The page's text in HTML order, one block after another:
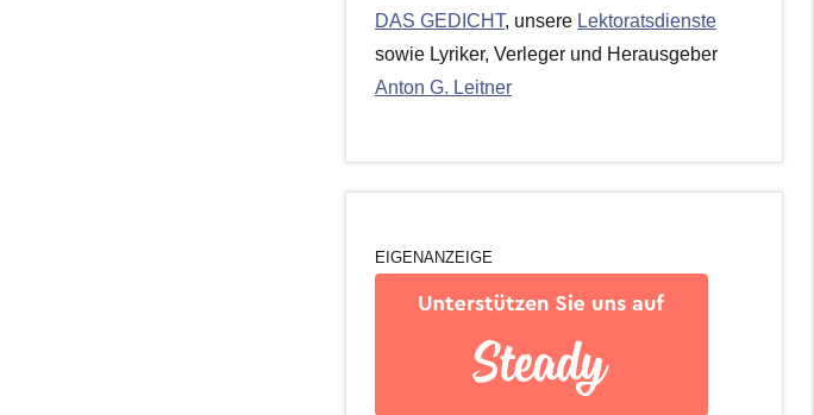
DAS GEDICHT, unsere Lektoratsdienste
sowie Lyriker, Verleger und Herausgeber
Anton G. Leitner
EIGENANZEIGE